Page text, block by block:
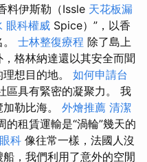
料伊斯勒（Issle 天花板漏
眼科權威 Spice）”，以香
士林整復療程 除了島上
格林納達還以其安全而聞
想目的地。 如何申請台
區具有緊密的凝聚力。 我
勒比海。 外燴推薦 清潔
租賃運輸是“渦輪”幾天的
眼科 像往常一樣，法國人沒
，我們利用了意外的空閒